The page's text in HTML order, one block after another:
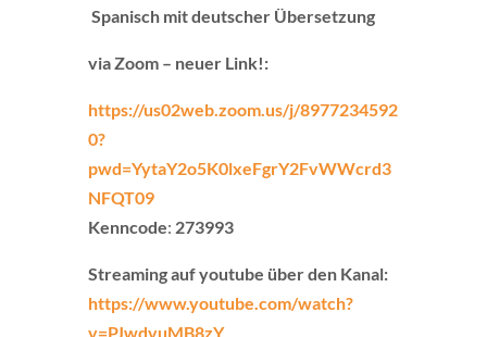
Spanisch mit deutscher Übersetzung
via Zoom – neuer Link!:
https://us02web.zoom.us/j/8977234592
0?
pwd=YytaY2o5K0lxeFgrY2FvWWcrd3
NFQT09
Kenncode: 273993
Streaming auf youtube über den Kanal:
https://www.youtube.com/watch?
v=PJwdvuMB8zY